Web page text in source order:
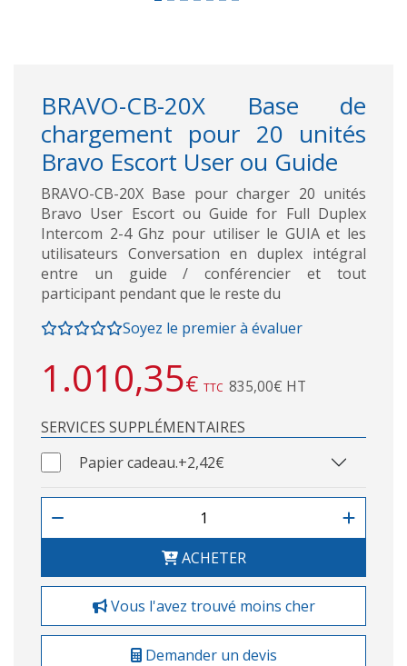
BRAVO-CB-20X Base de
chargement pour 20 unités
Bravo Escort User ou Guide
BRAVO-CB-20X Base pour charger 20 unités
Bravo User Escort ou Guide for Full Duplex
Intercom 2-4 Ghz pour utiliser le GUIA et les
utilisateurs Conversation en duplex intégral
entre un guide / conférencier et tout
participant pendant que le reste du
Soyez le premier à évaluer
1.010,35€ TTC 835,00€ HT
SERVICES SUPPLÉMENTAIRES
Papier cadeau.+2,42€
ACHETER
Vous l'avez trouvé moins cher
Demander un devis